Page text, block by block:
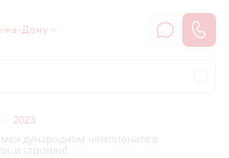
на-Дону
2023
международном чемпионате в
и строили!